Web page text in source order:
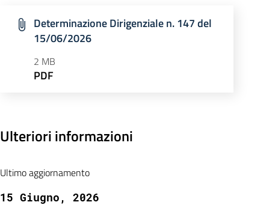
Determinazione Dirigenziale n. 147 del
15/06/2026
2 MB
PDF
Ulteriori informazioni
Ultimo aggiornamento
15 Giugno, 2026